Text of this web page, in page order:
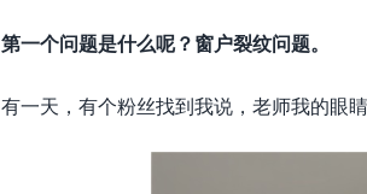
第一个问题是什么呢？窗户裂纹问题。
有一天，有个粉丝找到我说，老师我的眼